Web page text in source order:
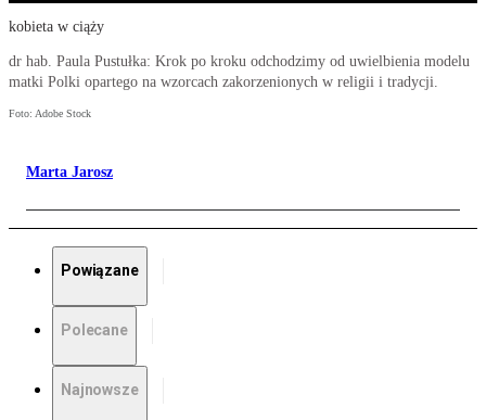
kobieta w ciąży
dr hab. Paula Pustułka: Krok po kroku odchodzimy od uwielbienia modelu
matki Polki opartego na wzorcach zakorzenionych w religii i tradycji.
Foto: Adobe Stock
Marta Jarosz
Powiązane
Polecane
Najnowsze